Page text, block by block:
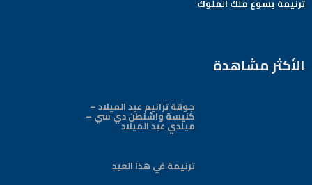
الأكثر مشاهدة
جوقة ترانيم عيد الميلاد –
كنيسة واشنطن دي سي –
ميلدي عيد الميلاد
ترنيمة في هذا العيد